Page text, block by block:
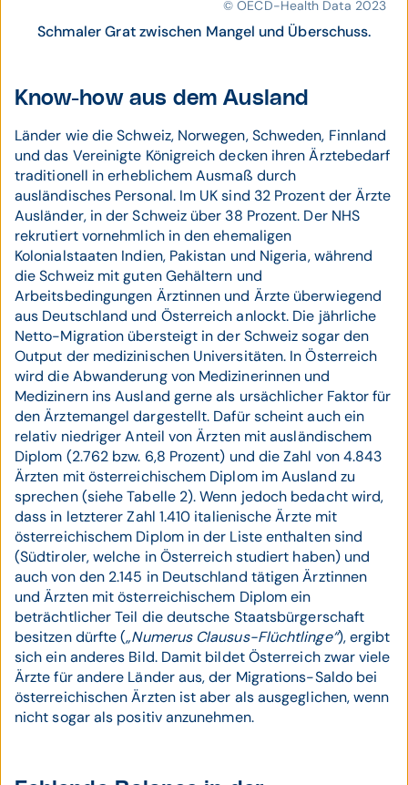
© OECD-Health Data 2023
Schmaler Grat zwischen Mangel und Überschuss.
Know-how aus dem Ausland
Länder wie die Schweiz, Norwegen, Schweden, Finnland
und das Vereinigte Königreich decken ihren Ärztebedarf
traditionell in erheblichem Ausmaß durch
ausländisches Personal. Im UK sind 32 Prozent der Ärzte
Ausländer, in der Schweiz über 38 Prozent. Der NHS
rekrutiert vornehmlich in den ehemaligen
Kolonialstaaten Indien, Pakistan und Nigeria, während
die Schweiz mit guten Gehältern und
Arbeitsbedingungen Ärztinnen und Ärzte überwiegend
aus Deutschland und Österreich anlockt. Die jährliche
Netto-Migration übersteigt in der Schweiz sogar den
Output der medizinischen Universitäten. In Österreich
wird die Abwanderung von Medizinerinnen und
Medizinern ins Ausland gerne als ursächlicher Faktor für
den Ärztemangel dargestellt. Dafür scheint auch ein
relativ niedriger Anteil von Ärzten mit ausländischem
Diplom (2.762 bzw. 6,8 Prozent) und die Zahl von 4.843
Ärzten mit österreichischem Diplom im Ausland zu
sprechen (siehe Tabelle 2). Wenn jedoch bedacht wird,
dass in letzterer Zahl 1.410 italienische Ärzte mit
österreichischem Diplom in der Liste enthalten sind
(Südtiroler, welche in Österreich studiert haben) und
auch von den 2.145 in Deutschland tätigen Ärztinnen
und Ärzten mit österreichischem Diplom ein
beträchtlicher Teil die deutsche Staatsbürgerschaft
besitzen dürfte („Numerus Clausus-Flüchtlinge“), ergibt
sich ein anderes Bild. Damit bildet Österreich zwar viele
Ärzte für andere Länder aus, der Migrations-Saldo bei
österreichischen Ärzten ist aber als ausgeglichen, wenn
nicht sogar als positiv anzunehmen.